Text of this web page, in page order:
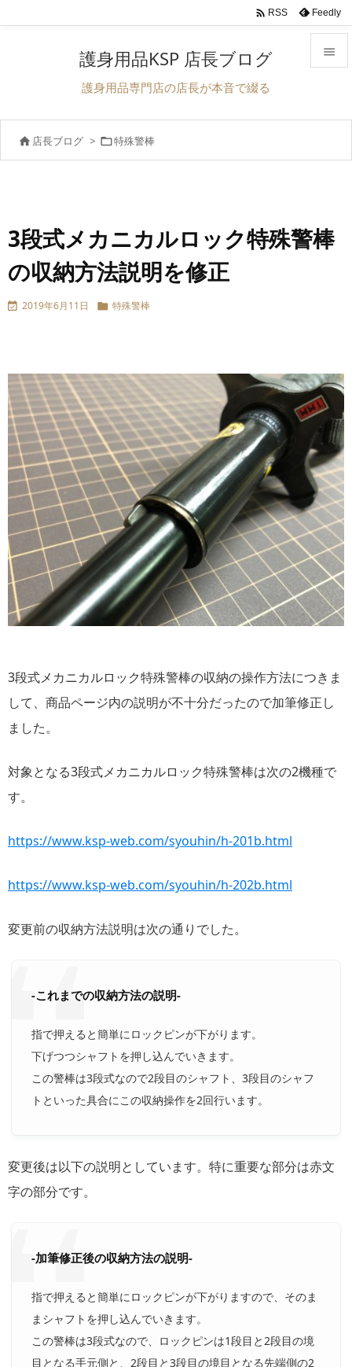


次へ

 RSS Feedly
護身用品KSP 店長ブログ
護身用品専門店の店長が本音で綴る
 店長ブログ > 特殊警棒
3段式メカニカルロック特殊警棒
の収納方法説明を修正
 2019年6月11日  特殊警棒
3段式メカニカルロック特殊警棒の収納の操作方法につきま
して、商品ページ内の説明が不十分だったので加筆修正し
ました。
対象となる3段式メカニカルロック特殊警棒は次の2機種で
す。
https://www.ksp-web.com/syouhin/h-201b.html
https://www.ksp-web.com/syouhin/h-202b.html
変更前の収納方法説明は次の通りでした。
-これまでの収納方法の説明-
指で押えると簡単にロックピンが下がります。
下げつつシャフトを押し込んでいきます。
この警棒は3段式なので2段目のシャフト、3段目のシャフ
トといった具合にこの収納操作を2回行います。
変更後は以下の説明としています。特に重要な部分は赤文
字の部分です。
-加筆修正後の収納方法の説明-
指で押えると簡単にロックピンが下がりますので、そのま
まシャフトを押し込んでいきます。
この警棒は3段式なので、ロックピンは1段目と2段目の境
目となる手元側と、2段目と3段目の境目となる先端側の2